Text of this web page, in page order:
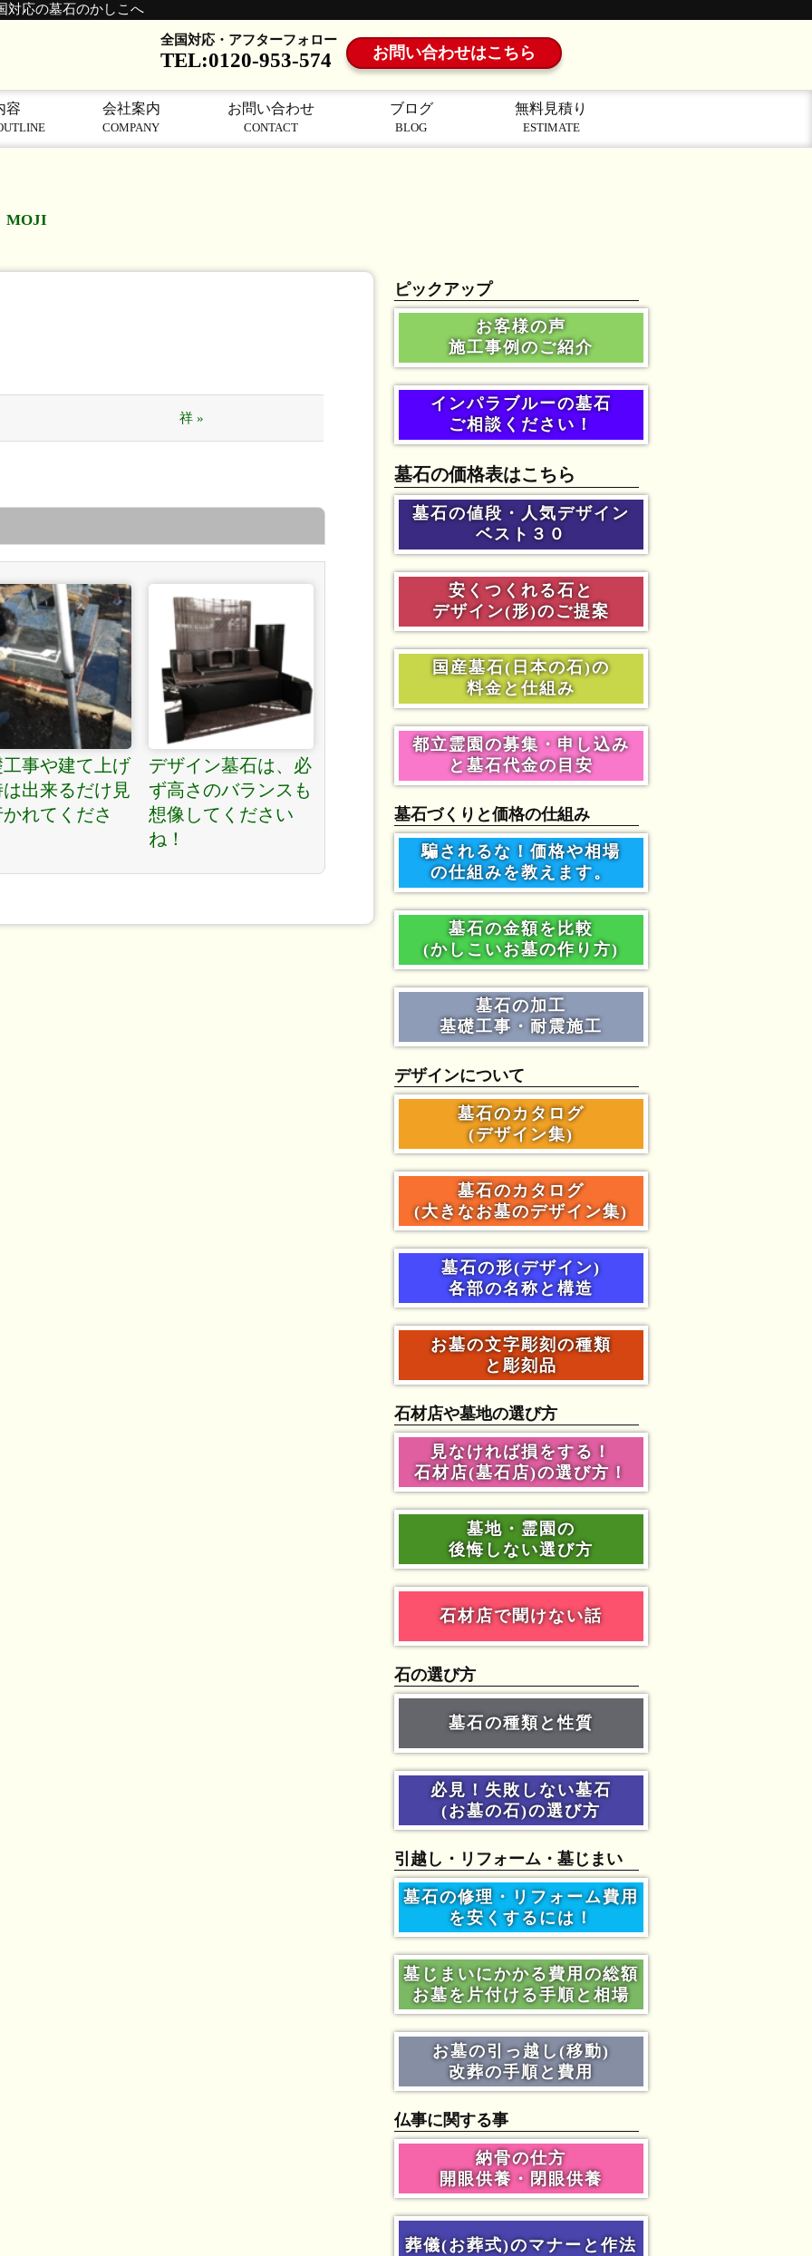
対応の墓石のかしこへ
全国対応・アフターフォロー
TEL:0120-953-574 お問い合わせはこちら
容 会社案内
COMPANY
お問い合わせ
CONTACT
ブログ
BLOG
無料見積り
ESTIMATE
MOJI
祥 »
事や建て上げ
出来るだけ見
かれてくださ
デザイン墓石は、必
ず高さのバランスも
想像してください
ね！
ピックアップ
お客様の声
施工事例のご紹介
インパラブルーの墓石
ご相談ください！
墓石の価格表はこちら
墓石の値段・人気デザイン
ベスト３０
安くつくれる石と
デザイン(形)のご提案
国産墓石(日本の石)の
料金と仕組み
都立霊園の募集・申し込み
と墓石代金の目安
墓石づくりと価格の仕組み
騙されるな！価格や相場
の仕組みを教えます。
墓石の金額を比較
(かしこいお墓の作り方)
墓石の加工
基礎工事・耐震施工
デザインについて
墓石のカタログ
(デザイン集)
墓石のカタログ
(大きなお墓のデザイン集)
墓石の形(デザイン)
各部の名称と構造
お墓の文字彫刻の種類
と彫刻品
石材店や墓地の選び方
見なければ損をする！
石材店(墓石店)の選び方！
墓地・霊園の
後悔しない選び方
石材店で聞けない話
石の選び方
墓石の種類と性質
必見！失敗しない墓石
(お墓の石)の選び方
引越し・リフォーム・墓じまい
墓石の修理・リフォーム費用
を安くするには！
墓じまいにかかる費用の総額
お墓を片付ける手順と相場
お墓の引っ越し(移動)
改葬の手順と費用
仏事に関する事
納骨の仕方
開眼供養・閉眼供養
葬儀(お葬式)のマナーと作法